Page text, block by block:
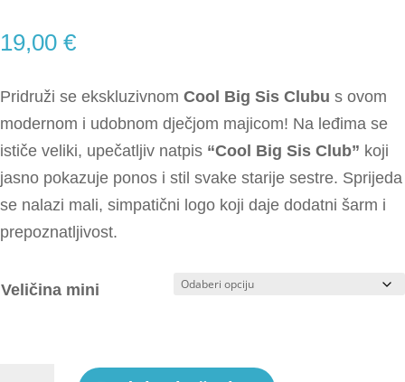
19,00 €
Pridruži se ekskluzivnom Cool Big Sis Clubu s ovom
modernom i udobnom dječjom majicom! Na leđima se
ističe veliki, upečatljiv natpis “Cool Big Sis Club” koji
jasno pokazuje ponos i stil svake starije sestre. Sprijeda
se nalazi mali, simpatični logo koji daje dodatni šarm i
prepoznatljivost.
Veličina mini